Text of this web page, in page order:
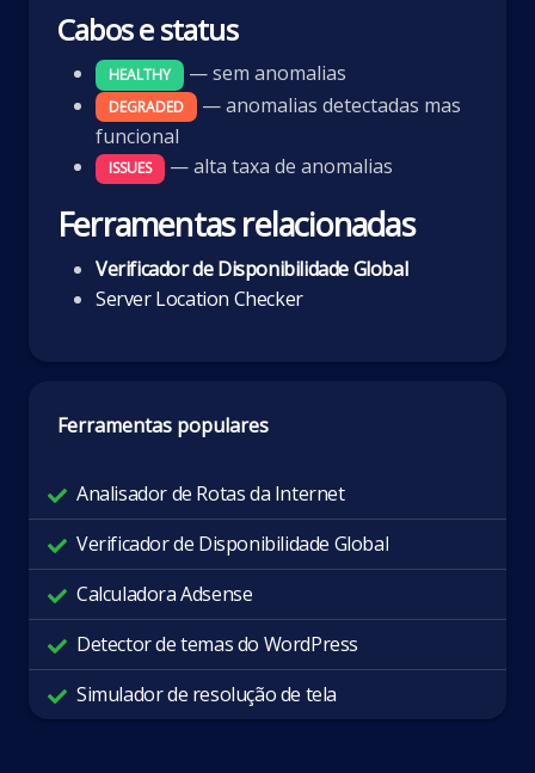
Cabos e status
HEALTHY — sem anomalias
DEGRADED
— anomalias detectadas mas
funcional
ISSUES — alta taxa de anomalias
Ferramentas relacionadas
Verificador de Disponibilidade Global
Server Location Checker
Ferramentas populares
Analisador de Rotas da Internet
Verificador de Disponibilidade Global
Calculadora Adsense
Detector de temas do WordPress
Simulador de resolução de tela